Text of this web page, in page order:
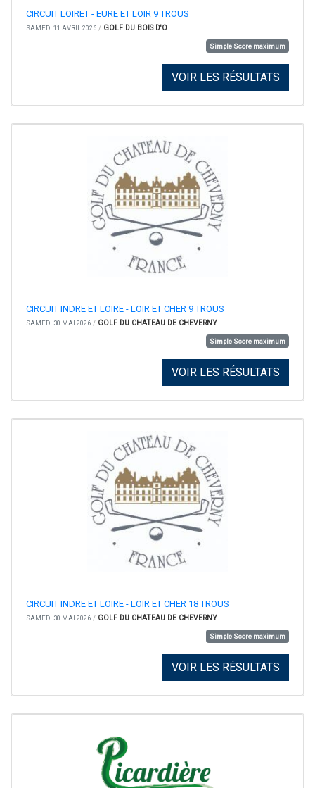
CIRCUIT LOIRET - EURE ET LOIR 9 TROUS
SAMEDI 11 AVRIL 2026 / GOLF DU BOIS D'O
Simple Score maximum
VOIR LES RÉSULTATS
CIRCUIT INDRE ET LOIRE - LOIR ET CHER 9 TROUS
SAMEDI 30 MAI 2026 / GOLF DU CHATEAU DE CHEVERNY
Simple Score maximum
VOIR LES RÉSULTATS
CIRCUIT INDRE ET LOIRE - LOIR ET CHER 18 TROUS
SAMEDI 30 MAI 2026 / GOLF DU CHATEAU DE CHEVERNY
Simple Score maximum
VOIR LES RÉSULTATS